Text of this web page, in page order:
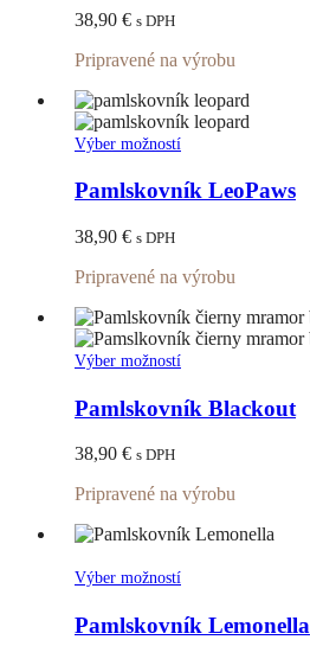
môžete
vybrať
na
stránke
produktu.
38,90 € s DPH
Pripravené na výrobu
Výber možnostíTento
má
viacero
si
môžete
vybrať
na
stránke
Pamlskovník LeoPaws
38,90 € s DPH
Pripravené na výrobu
Výber možnostíTento
má
viacero
si
môžete
vybrať
stránke
Pamlskovník Blackout
38,90 € s DPH
Pripravené na výrobu
Výber možnostíTento
má
viacero
Pamlskovník Lemonella